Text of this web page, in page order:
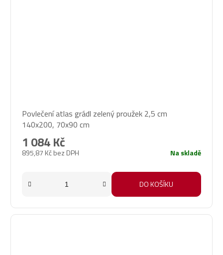
Povlečení atlas grádl zelený proužek 2,5 cm
140x200, 70x90 cm
895,87 Kč bez DPH
1 084 Kč
Na skladě
DO KOŠÍKU